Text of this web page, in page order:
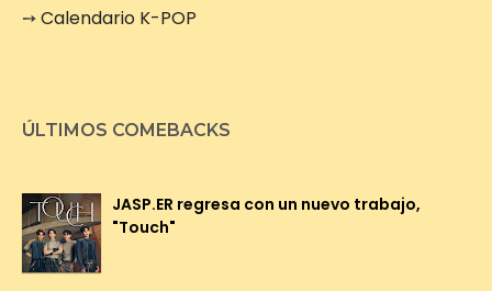
➙Calendario K-POP
ÚLTIMOS COMEBACKS
JASP.ER regresa con un nuevo trabajo,
"Touch"